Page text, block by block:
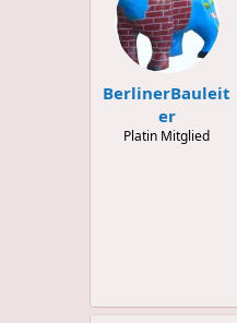
BerlinerBauleit
er
Platin Mitglied